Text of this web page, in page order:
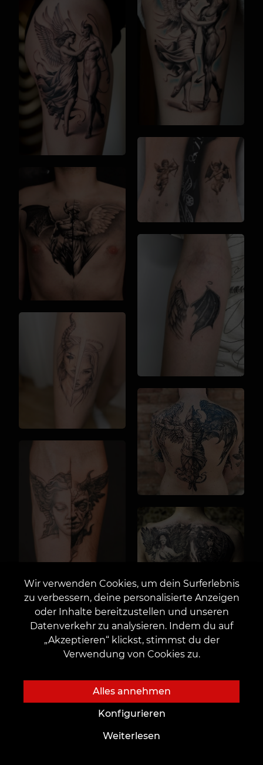
Wir verwenden Cookies, um dein Surferlebnis
zu verbessern, deine personalisierte Anzeigen
oder Inhalte bereitzustellen und unseren
Datenverkehr zu analysieren. Indem du auf
„Akzeptieren“ klickst, stimmst du der
Verwendung von Cookies zu.
Alles annehmen
Konfigurieren
Weiterlesen